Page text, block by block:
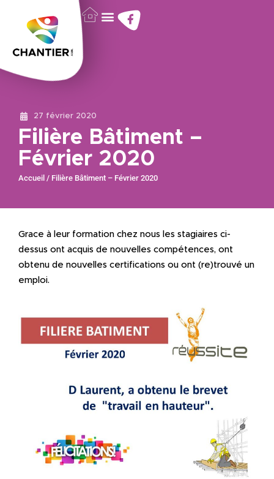
27 février 2020
Filière Bâtiment –
Février 2020
Accueil / Filière Bâtiment – Février 2020
Grace à leur formation chez nous les stagiaires ci-
dessus ont acquis de nouvelles compétences, ont
obtenu de nouvelles certifications ou ont (re)trouvé un
emploi.